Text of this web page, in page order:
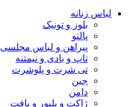
لباس زنانه
بلوز و تونیک
پالتو
پیراهن و لباس مجلسی
تاپ و بادی و نیمتنه
تی شرت و پلوشرت
جین
دامن
ژاکت و پلیور و بافت